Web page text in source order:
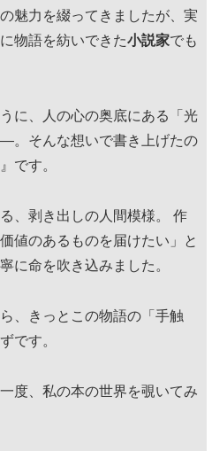
魅力を綴ってきましたが、実
物語を紡いできた小説家でも
に、人の心の奥底にある「光
。そんな想いで書き上げたの
です。
、剥き出しの人間模様。 作
値のあるものを届けたい」と
に命を吹き込みました。
、きっとこの物語の「手触
です。
度、私の本の世界を覗いてみ